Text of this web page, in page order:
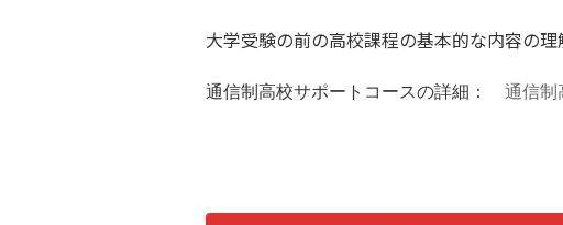
大学受験の前の高校課程の基本的な内容の
通信制高校サポートコースの詳細： 通信制